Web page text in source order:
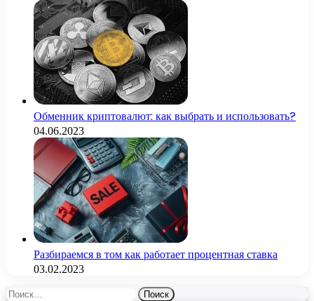
Обменник криптовалют: как выбрать и использовать?
04.06.2023
Разбираемся в том как работает процентная ставка
03.02.2023
Найти: